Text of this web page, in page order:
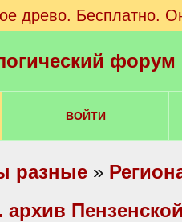
древо. Бесплатно.
ВОЙТИ
разные »
архив